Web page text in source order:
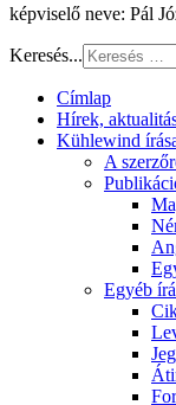
képviselő neve: Pál
Keresés...
Címlap
Hírek,
Kühlewind
A
Egyéb